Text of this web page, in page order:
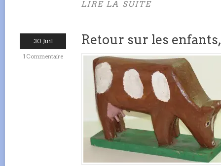
LIRE LA SUITE
30 Juil
1 Commentaire
Retour sur les enfants,